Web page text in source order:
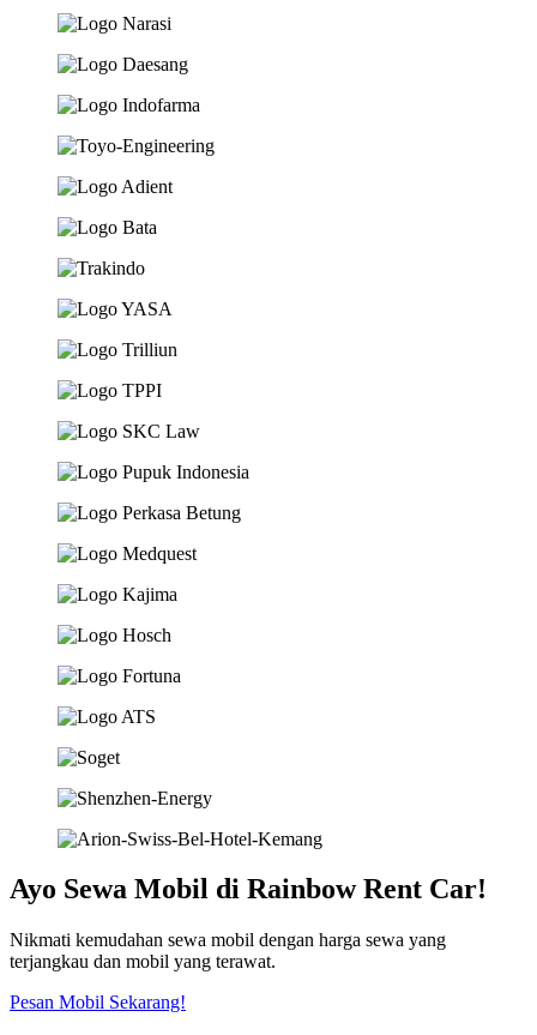
Ayo Sewa Mobil di Rainbow Rent Car!
Nikmati kemudahan sewa mobil dengan harga sewa yang
terjangkau dan mobil yang terawat.
Pesan Mobil Sekarang!